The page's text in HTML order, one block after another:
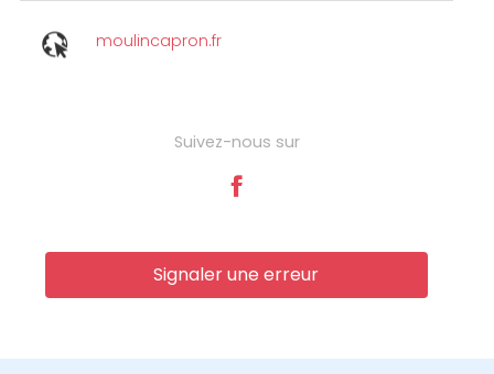
moulincapron.fr
Suivez-nous sur
Signaler une erreur